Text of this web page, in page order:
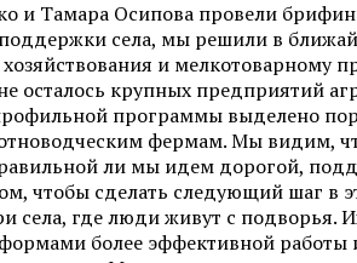
и Тамара Осипова провели
села, мы решили в
и мелкотоварному
осталось крупных предприятий
программы выделено
фермам. Мы видим,
ли мы идем дорогой,
чтобы сделать следующий шаг в
где люди живут с подворья.
более эффективной работы